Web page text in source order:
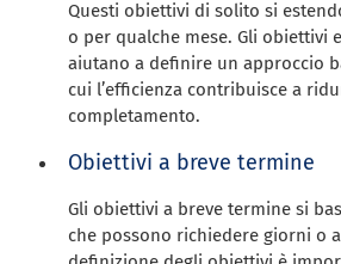
Questi obiettivi di solito si
o per qualche mese. Gli obiettivi
aiutano a definire un approccio
cui l’efficienza contribuisce a
completamento.
Obiettivi a breve termine
Gli obiettivi a breve termine si
che possono richiedere giorni o